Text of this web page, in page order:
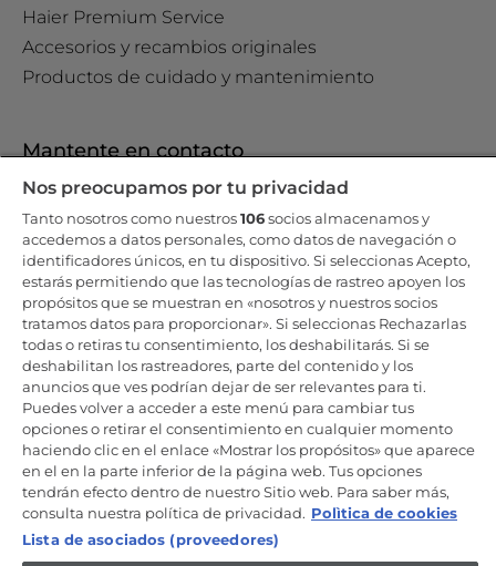
Haier Premium Service
Accesorios y recambios originales
Productos de cuidado y mantenimiento
Mantente en contacto
Regístrate ahora
Candy Hoover Group Srl –con accionista único, empresa que
gestiona y coordina la actividad de Candy S.p.A, con domicilio fiscal
en Via Comolli, 57 - 20861 Brugherio (MB) – Sede administrativa: Via
Privata Eden Fumagalli - 20861 Brugherio (MB). - Italia con capital
social de 30,000,000.00€ íntegramente desembolsado. Registro
Mercantil/ tributación de Monza y Brianza 04666310158 – IVA núm.
IT00786860965
ES / Español
Nos preocupamos por tu privacidad
Tanto nosotros como nuestros106socios almacenamos y
accedemos a datos personales, como datos de navegación o
identificadores únicos, en tu dispositivo. Si seleccionas Acepto,
estarás permitiendo que las tecnologías de rastreo apoyen los
propósitos que se muestran en «nosotros y nuestros socios
tratamos datos para proporcionar». Si seleccionas Rechazarlas
todas o retiras tu consentimiento, los deshabilitarás. Si se
deshabilitan los rastreadores, parte del contenido y los
anuncios que ves podrían dejar de ser relevantes para ti.
Puedes volver a acceder a este menú para cambiar tus
opciones o retirar el consentimiento en cualquier momento
haciendo clic en el enlace «Mostrar los propósitos» que aparece
en el en la parte inferior de la página web. Tus opciones
tendrán efecto dentro de nuestro Sitio web. Para saber más,
consulta nuestra política de privacidad. Polìtica de cookies
Lista de asociados (proveedores)